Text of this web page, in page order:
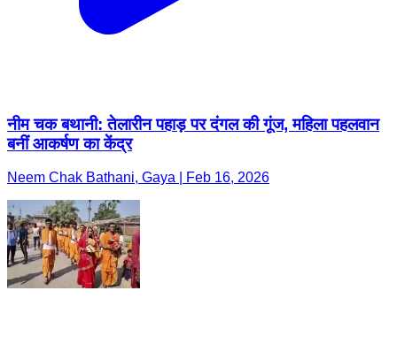
नीम चक बथानी: तेलारीन पहाड़ पर दंगल की गूंज, महिला पहलवान
बनीं आकर्षण का केंद्र
Neem Chak Bathani, Gaya | Feb 16, 2026